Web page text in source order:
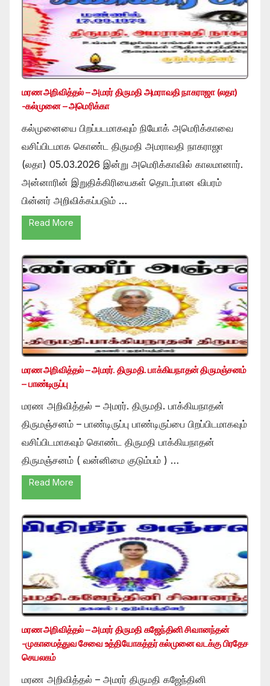
மரண அறிவித்தல் – அமரர் திருமதி அமராவதி நாகராஜா (லதா)
-கல்முனை – அமெரிக்கா
கல்முனையை பிறப்படமாகவும் நியோக் அமெரிக்காவை
வசிப்பிடமாக கொண்ட திருமதி அமராவதி நாகராஜா
(லதா) 05.03.2026 இன்று அமெரிக்காவில் காலமானார்.
அன்னாரின் இறுதிக்கிரியைகள் தொடர்பான விபரம்
பின்னர் அறிவிக்கப்படும் …
Read More
மரண அறிவித்தல் – அமரர். திருமதி. பாக்கியநாதன் திருமஞ்சனம்
– பாண்டிருப்பு
மரண அறிவித்தல் – அமரர். திருமதி. பாக்கியநாதன்
திருமஞ்சனம் – பாண்டிருப்பு பாண்டிருப்பை பிறப்பிடமாகவும்
வசிப்பிடமாகவும் கொண்ட திருமதி பாக்கியநாதன்
திருமஞ்சனம் ( வன்னிமை குடும்பம் ) …
Read More
மரண அறிவித்தல் – அமரர் திருமதி கஜேந்தினி சிவானந்தன்
-முகாமைத்துவ சேவை உத்தியோகத்தர் கல்முனை வடக்கு பிரதேச
செயலகம்
மரண அறிவித்தல் – அமரர் திருமதி கஜேந்தினி